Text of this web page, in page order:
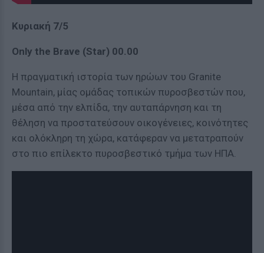
Κυριακή 7/5
Only the Brave (Star) 00.00
Η πραγματική ιστορία των ηρώων του Granite
Mountain, μίας ομάδας τοπικών πυροσβεστών που,
μέσα από την ελπίδα, την αυταπάρνηση και τη
θέληση να προστατεύσουν οικογένειες, κοινότητες
και ολόκληρη τη χώρα, κατάφεραν να μετατραπούν
στο πιο επίλεκτο πυροσβεστικό τμήμα των ΗΠΑ.